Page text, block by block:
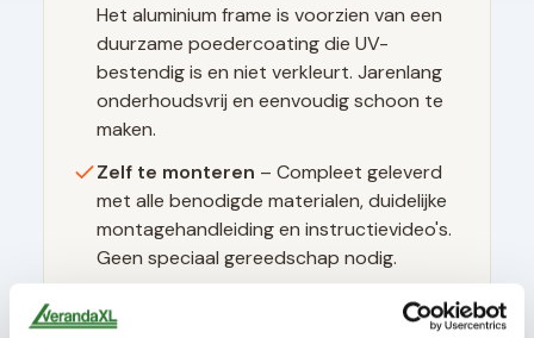
Het aluminium frame is voorzien van een
duurzame poedercoating die UV-
bestendig is en niet verkleurt. Jarenlang
onderhoudsvrij en eenvoudig schoon te
maken.
Zelf te monteren – Compleet geleverd
met alle benodigde materialen, duidelijke
montagehandleiding en instructievideo's.
Geen speciaal gereedschap nodig.